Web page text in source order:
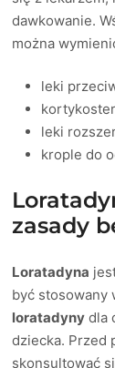
dawkowanie.
można
leki
leki
krople do
zasady
Loratadyna
być stosowany
loratadyny dla
dziecka. Przed
skonsultować